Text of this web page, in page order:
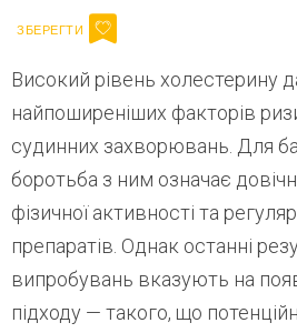
Високий рівень холестерину
найпоширеніших факторів
судинних захворювань. Для
боротьба з ним означає
фізичної активності та
препаратів. Однак останні
випробувань вказують на
підходу — такого, що